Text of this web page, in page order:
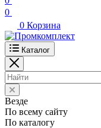
0
0 Корзина
Каталог
Везде
По всему сайту
По каталогу